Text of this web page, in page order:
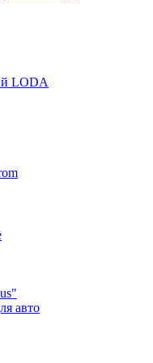
LODA
авто